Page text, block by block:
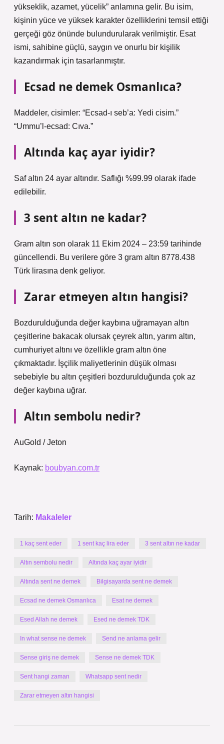
yükseklik, azamet, yücelik” anlamına gelir. Bu isim,
kişinin yüce ve yüksek karakter özelliklerini temsil ettiği
gerçeği göz önünde bulundurularak verilmiştir. Esat
ismi, sahibine güçlü, saygın ve onurlu bir kişilik
kazandırmak için tasarlanmıştır.
Ecsad ne demek Osmanlıca?
Maddeler, cisimler: “Ecsad-ı seb’a: Yedi cisim.”
“Ummu’l-ecsad: Cıva.”
Altında kaç ayar iyidir?
Saf altın 24 ayar altındır. Saflığı %99.99 olarak ifade
edilebilir.
3 sent altın ne kadar?
Gram altın son olarak 11 Ekim 2024 – 23:59 tarihinde
güncellendi. Bu verilere göre 3 gram altın 8778.438
Türk lirasına denk geliyor.
Zarar etmeyen altın hangisi?
Bozdurulduğunda değer kaybına uğramayan altın
çeşitlerine bakacak olursak çeyrek altın, yarım altın,
cumhuriyet altını ve özellikle gram altın öne
çıkmaktadır. İşçilik maliyetlerinin düşük olması
sebebiyle bu altın çeşitleri bozdurulduğunda çok az
değer kaybına uğrar.
Altın sembolu nedir?
AuGold / Jeton
Kaynak: boubyan.com.tr
Tarih: Makaleler
1 kaç sent eder 1 sent kaç lira eder 3 sent altın ne kadar
Altın sembolu nedir Altında kaç ayar iyidir
Altında sent ne demek Bilgisayarda sent ne demek
Ecsad ne demek Osmanlıca Esat ne demek
Esed Allah ne demek Esed ne demek TDK
In what sense ne demek Send ne anlama gelir
Sense giriş ne demek Sense ne demek TDK
Sent hangi zaman Whatsapp sent nedir
Zarar etmeyen altın hangisi